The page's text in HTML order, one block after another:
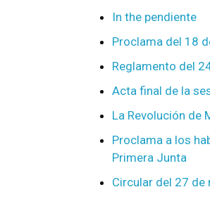
In the pendiente
Proclama del 18
Reglamento del
Acta final de la
La Revolución de
Proclama a los
Primera Junta
Circular del 27 de